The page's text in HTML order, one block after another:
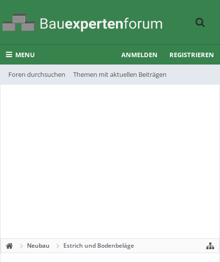
MENU
Foren durchsuchen Themen mit aktuellen Beiträgen
ANMELDEN REGISTRIEREN
Neubau Estrich und Bodenbeläge